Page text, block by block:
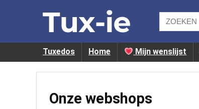
Tuxedos Home Mijn wenslijst
Onze webshops